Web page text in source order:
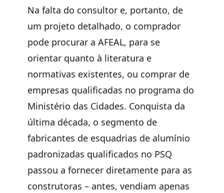
Na falta do consultor e, portanto, de
um projeto detalhado, o comprador
pode procurar a AFEAL, para se
orientar quanto à literatura e
normativas existentes, ou comprar de
empresas qualificadas no programa do
Ministério das Cidades. Conquista da
última década, o segmento de
fabricantes de esquadrias de alumínio
padronizadas qualificados no PSQ
passou a fornecer diretamente para as
construtoras – antes, vendiam apenas